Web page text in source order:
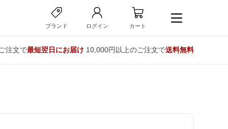
ブランド ログイン カート
注文で最短翌日にお届け10,000円以上のご注文で送料無料